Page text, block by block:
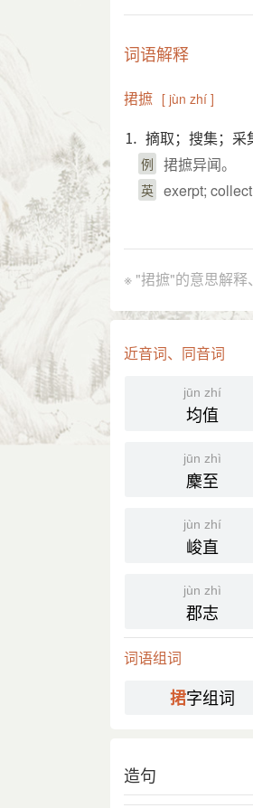
词语解释
捃摭 [ jùn zhí ]
⒈ 摘取；搜集；采
例 捃摭异闻。
英 exerpt;
⒈ 采取，采集。
著书。”
章炳麟 《五
⒉ 指搜罗材料以打
宋 苏轼 《
国语辞典
[ jùn zhí ]
《史记·卷
书，不可胜纪
分字解释
zhí
摭
※ "捃摭"的意思解
近音词、同音词
jūn zhí
均值
jūn zhì
麇至
jùn zhí
峻直
jùn zhì
郡志
词语组词
捃字组词
造句